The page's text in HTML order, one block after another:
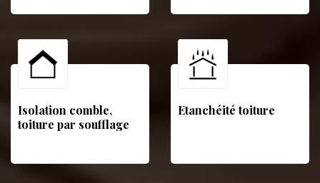
Isolation comble,
toiture par soufflage
Etanchéité toiture